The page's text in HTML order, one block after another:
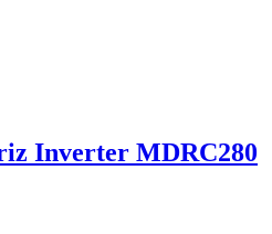
Inverter MDRC280